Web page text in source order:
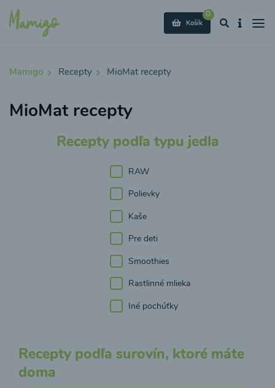
0
Košík
Mamigo Recepty MioMat recepty
MioMat recepty
Recepty podľa typu jedla
RAW
Polievky
Kaše
Pre deti
Smoothies
Rastlinné mlieka
Iné pochúťky
Recepty podľa surovín, ktoré máte
doma